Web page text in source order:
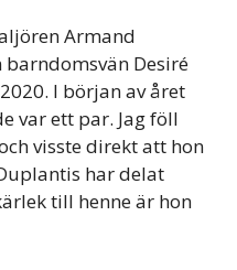
Armand
Desiré
I början av året
var ett par. Jag föll
visste direkt att hon
har delat
till henne är hon